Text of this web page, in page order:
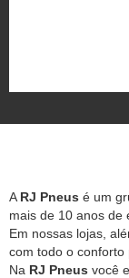
A RJ Pneus é um
mais de 10 anos de
Em nossas lojas,
com todo o conforto
Na RJ Pneus você